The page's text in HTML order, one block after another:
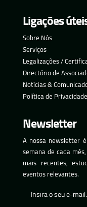
Ligações
Sobre Nós
Serviços
Legalizações /
Directório de
Notícias &
Política de Privacidade
Newsletter
A nossa newsletter
semana de cada
mais recentes,
eventos relevantes.